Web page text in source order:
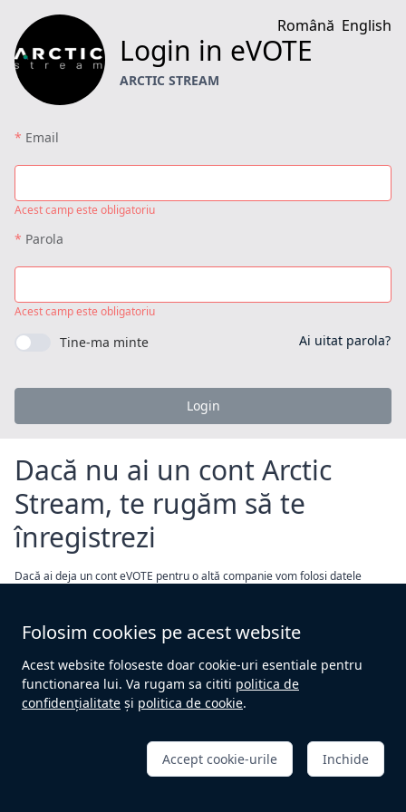
Română English
Login in eVOTE
ARCTIC STREAM
Email
Acest camp este obligatoriu
Parola
Acest camp este obligatoriu
Tine-ma minte Ai uitat parola?
Login
Dacă nu ai un cont Arctic
Stream, te rugăm să te
înregistrezi
Dacă ai deja un cont eVOTE pentru o altă companie vom folosi datele
Înregistrează un cont nou
Folosim cookies pe acest website
Acest website foloseste doar cookie-uri esentiale pentru
functionarea lui. Va rugam sa cititi politica de
confidențialitate și politica de cookie.
Accept cookie-urile Inchide